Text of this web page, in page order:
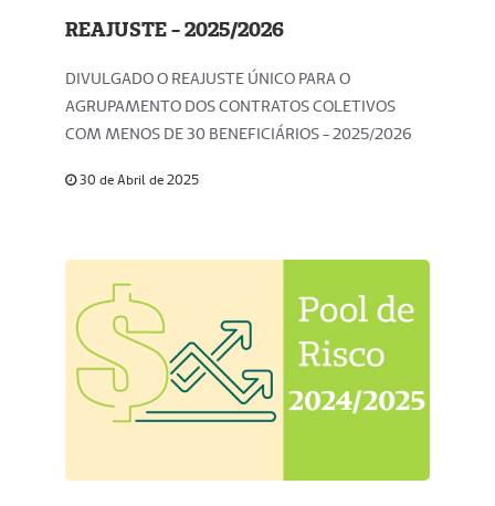
REAJUSTE - 2025/2026
DIVULGADO O REAJUSTE ÚNICO PARA O
AGRUPAMENTO DOS CONTRATOS COLETIVOS
COM MENOS DE 30 BENEFICIÁRIOS - 2025/2026
30 de Abril de 2025